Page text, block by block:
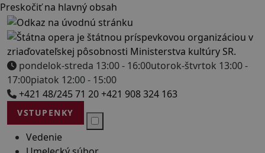
Preskočiť na hlavný obsah
pondelok-streda 13:00 - 16:00utorok-štvrtok 13:00 -
17:00piatok 12:00 - 15:00
+421 48/245 71 20+421 908 324 163
VSTUPENKY
Vedenie